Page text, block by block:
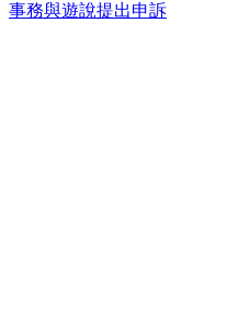
事務與遊說提出申訴